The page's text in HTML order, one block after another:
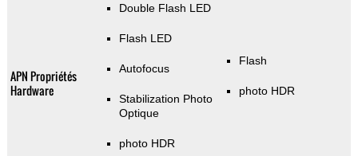
APN Propriétés
Hardware
Double Flash LED
Flash LED
Autofocus
Stabilization Photo
Optique
photo HDR
Flash
photo HDR